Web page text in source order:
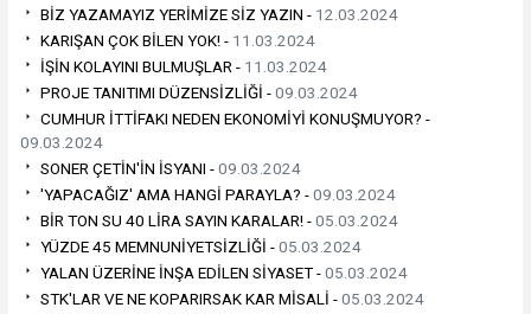
BİZ YAZAMAYIZ YERİMİZE SİZ YAZIN - 12.03.2024
KARIŞAN ÇOK BİLEN YOK! - 11.03.2024
İŞİN KOLAYINI BULMUŞLAR - 11.03.2024
PROJE TANITIMI DÜZENSİZLİĞİ -09.03.2024
CUMHUR İTTİFAKI NEDEN EKONOMİYİ KONUŞMUYOR? -
09.03.2024
SONER ÇETİN'İN İSYANI -09.03.2024
'YAPACAĞIZ' AMA HANGİ PARAYLA? -09.03.2024
BİR TON SU 40 LİRA SAYIN KARALAR! -05.03.2024
YÜZDE 45 MEMNUNİYETSİZLİĞİ -05.03.2024
YALAN ÜZERİNE İNŞA EDİLEN SİYASET -05.03.2024
STK'LAR VE NE KOPARIRSAK KAR MİSALİ -05.03.2024